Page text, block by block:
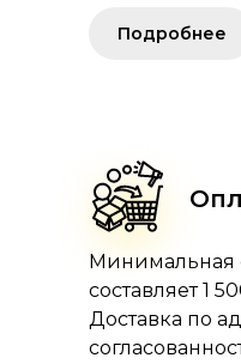
Минимальная
составляет 1
Доставка по
Подробнее